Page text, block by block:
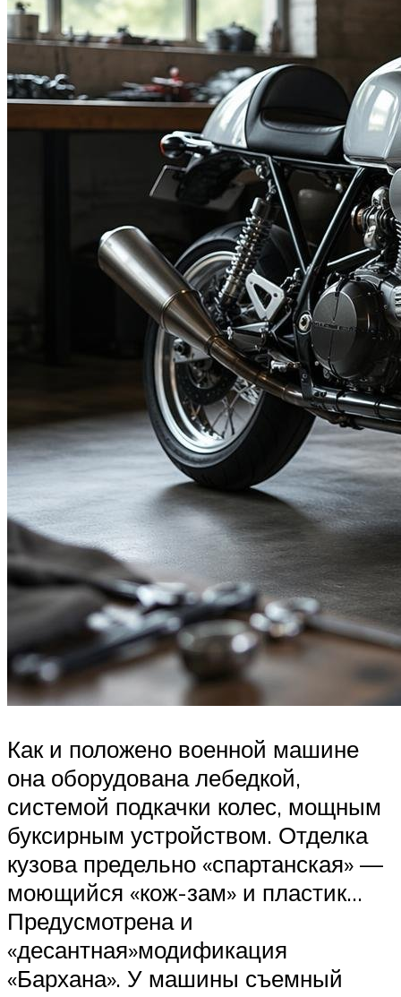
Как и положено военной машине
она оборудована лебедкой,
системой подкачки колес, мощным
буксирным устройством. Отделка
кузова предельно «спартанская» —
моющийся «кож-зам» и пластик…
Предусмотрена и
«десантная»модификация
«Бархана». У машины съемный